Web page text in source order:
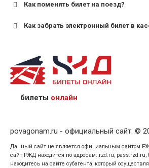
Как поменять билет на поезд?
Как забрать электронный билет в
назвав кассиру 14-значный номер
предъявив удостоверение
кого оформлен билет.
билеты онлайн
povagonam.ru - официальный сайт. ©
Данный сайт не является официальным сайтом
сайт РЖД находится по адресам: rzd.ru,
находитесь на сайте субагента, который